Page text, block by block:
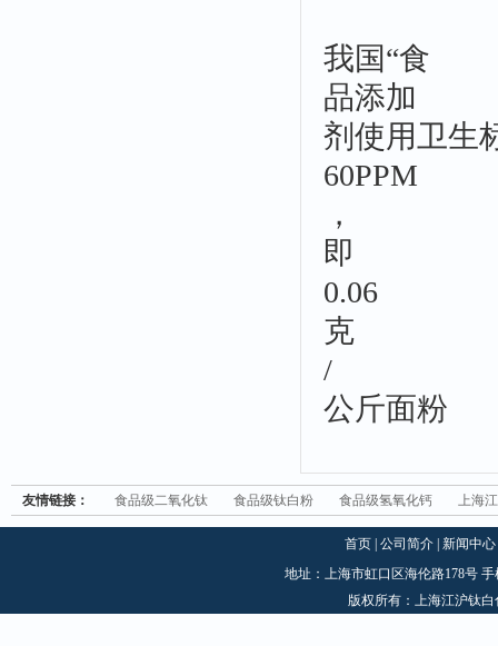
我国“食
品添加
剂使用卫生
60PPM
，
即
0.06
克
/
公斤面粉
友情链接： 食品级二氧化钛 食品级钛白粉 食品级氢氧化钙 上海
首页 公司简介 新闻中心
地址：上海市虹口区海伦路178号 手
版权所有：上海江沪钛